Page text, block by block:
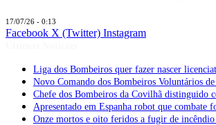
17/07/26 - 0:13
Facebook X (Twitter) Instagram
Liga dos Bombeiros quer fazer nascer
Novo Comando dos Bombeiros Voluntários
Chefe dos Bombeiros da Covilhã distinguido
Apresentado em Espanha robot que combate
Onze mortos e oito feridos a fugir de incêndio